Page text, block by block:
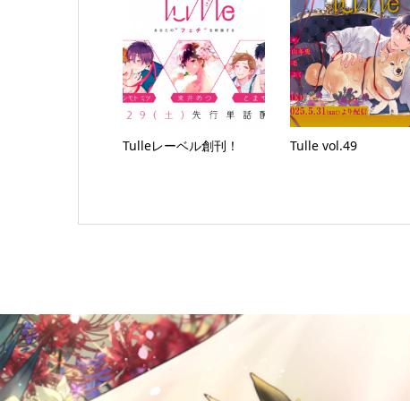
Tulleレーベル創刊！ Tulle vol.49